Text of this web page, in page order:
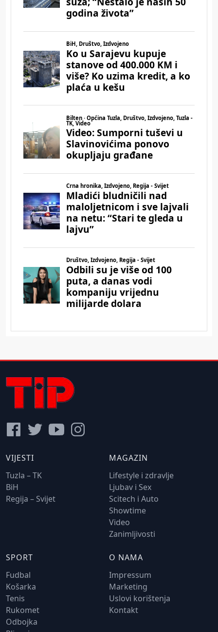
VIJESTI
Tuzla – TK
BiH
Regija – Svijet
MAGAZIN
Lifestyle i zdravlje
Ljubav i Sex
Scitech i Auto
Showtime
Video
Zanimljivosti
SPORT
Fudbal
Košarka
Tenis
Rukomet
Odbojka
O NAMA
Impressum
Marketing
Uslovi korištenja
Kontakt